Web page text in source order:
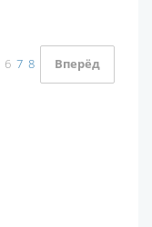
6 7 8 Вперёд